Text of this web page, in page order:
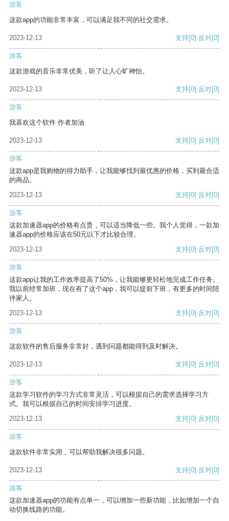
游客
这款app的功能非常丰富，可以满足我不同的社交需求。
2023-12-13 支持[0] 反对[0]
游客
这款游戏的音乐非常优美，听了让人心旷神怡。
2023-12-13 支持[0] 反对[0]
游客
我喜欢这个软件 作者加油
2023-12-13 支持[0] 反对[0]
游客
这款app是我购物的得力助手，让我能够找到最优惠的价格，买到最合适
的商品。
2023-12-13
支持[0] 反对[0]
游客
这款加速器app的价格有点贵，可以适当降低一些。我个人觉得，一款加
速器app的价格应该在50元以下才比较合理。
2023-12-13
支持[0] 反对[0]
游客
这款app让我的工作效率提高了50%，让我能够更轻松地完成工作任务。
我以前经常加班，现在有了这个app，我可以提前下班，有更多的时间陪
伴家人。
2023-12-13
支持[0] 反对[0]
游客
这款软件的售后服务非常好，遇到问题都能得到及时解决。
2023-12-13 支持[0] 反对[0]
游客
这款学习软件的学习方式非常灵活，可以根据自己的需求选择学习方
式。我可以根据自己的时间安排学习进度。
2023-12-13
支持[0] 反对[0]
游客
这款软件非常实用，可以帮助我解决很多问题。
2023-12-13 支持[0] 反对[0]
游客
这款加速器app的功能有点单一，可以增加一些新功能，比如增加一个自
动切换线路的功能。